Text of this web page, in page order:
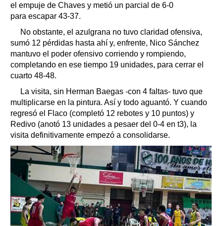
el empuje de Chaves y metió un parcial de 6-0
para escapar 43-37.
No obstante, el azulgrana no tuvo claridad ofensiva,
sumó 12 pérdidas hasta ahí y, enfrente, Nico Sánchez
mantuvo el poder ofensivo corriendo y rompiendo,
completando en ese tiempo 19 unidades, para cerrar el
cuarto 48-48.
La visita, sin Herman Baegas -con 4 faltas- tuvo que
multiplicarse en la pintura. Así y todo aguantó. Y cuando
regresó el Flaco (completó 12 rebotes y 10 puntos) y
Redivo (anotó 13 unidades a pesaer del 0-4 en t3), la
visita definitivamente empezó a consolidarse.